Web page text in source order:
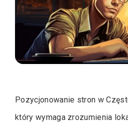
Pozycjonowanie stron w
który wymaga zrozumienia